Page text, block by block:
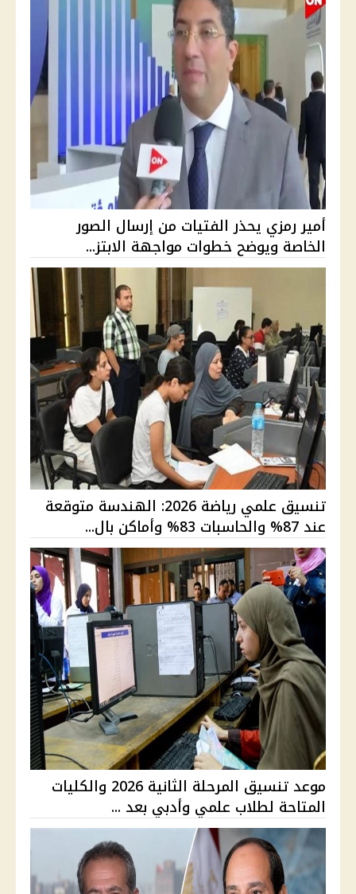
أمير رمزي يحذر الفتيات من إرسال الصور
الخاصة ويوضح خطوات مواجهة الابتز...
تنسيق علمي رياضة 2026: الهندسة متوقعة
عند 87% والحاسبات 83% وأماكن بال...
موعد تنسيق المرحلة الثانية 2026 والكليات
المتاحة لطلاب علمي وأدبي بعد ...